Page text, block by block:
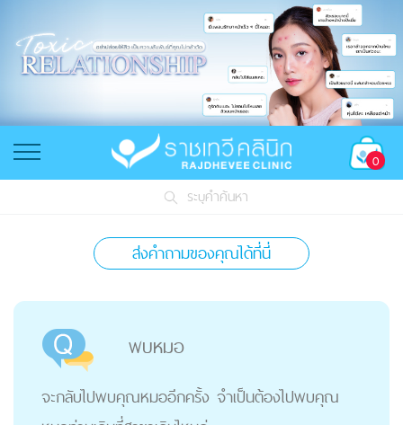
0
ระบุคำค้นหา
ส่งคำถามของคุณได้ที่นี่
พบหมอ
จะกลับไปพบคุณหมออีกครั้ง จำเป็นต้องไปพบคุณ